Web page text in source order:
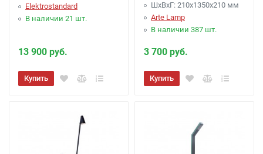
Elektrostandard
В наличии 21 шт.
13 900 руб.
Купить
ШхВхГ: 210x1350x210 мм
Arte Lamp
В наличии 387 шт.
3 700 руб.
Купить